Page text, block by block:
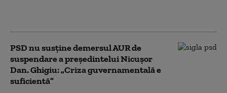
PSD nu susține demersul AUR de
suspendare a președintelui Nicușor
Dan. Ghigiu: „Criza guvernamentală e
suficientă”